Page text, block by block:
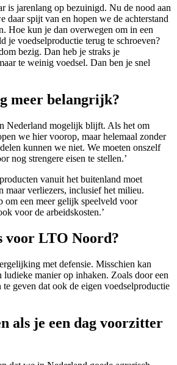
is jarenlang op bezuinigd. Nu de nood aan
daar spijt van en hopen we de achterstand
Hoe kun je dan overwegen om in een
je voedselproductie terug te schroeven?
bezig. Dan heb je straks je
te weinig voedsel. Dan ben je snel
meer belangrijk?
Nederland mogelijk blijft. Als het om
we hier voorop, maar helemaal zonder
kunnen we niet. We moeten onszelf
nog strengere eisen te stellen.’
vanuit het buitenland moet
maar verliezers, inclusief het milieu.
om een meer gelijk speelveld voor
voor de arbeidskosten.’
voor LTO Noord?
met defensie. Misschien kan
manier op inhaken. Zoals door een
te geven dat ook de eigen voedselproductie
als je een dag voorzitter